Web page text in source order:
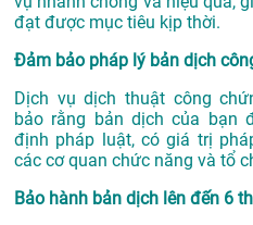
đạt được mục tiêu kịp thời.
Đảm bảo pháp lý bản dịch
Dịch vụ dịch thuật công
bảo rằng bản dịch của bạn
định pháp luật, có giá trị
các cơ quan chức năng và tổ
Bảo hành bản dịch lên đến 6